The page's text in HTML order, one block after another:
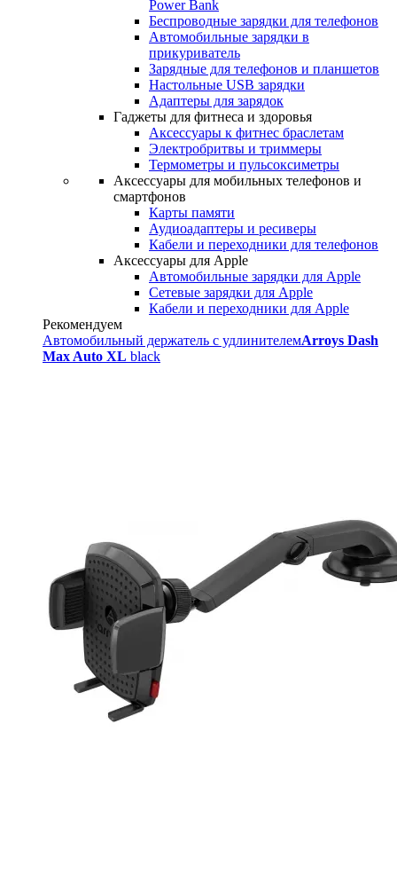
Power Bank
Беспроводные зарядки для телефонов
Автомобильные зарядки в
прикуриватель
Зарядные для телефонов и планшетов
Настольные USB зарядки
Адаптеры для зарядок
Гаджеты для фитнеса и здоровья
Аксессуары к фитнес браслетам
Электробритвы и триммеры
Термометры и пульсоксиметры
Аксессуары для мобильных телефонов и
смартфонов
Карты памяти
Аудиоадаптеры и ресиверы
Кабели и переходники для телефонов
Аксессуары для Apple
Автомобильные зарядки для Apple
Сетевые зарядки для Apple
Кабели и переходники для Apple
Рекомендуем
Автомобильный держатель с удлинителемArroys Dash
Max Auto XL black